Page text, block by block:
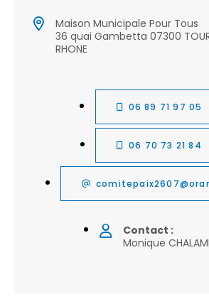
Maison Municipale Pour Tous
36 quai Gambetta 07300
RHONE
06 89 71 97 05
06 70 73 21 84
Contact :
Monique